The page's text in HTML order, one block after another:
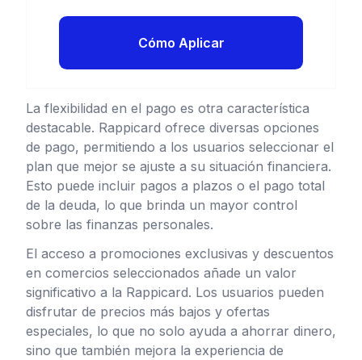
Cómo Aplicar
La flexibilidad en el pago es otra característica
destacable. Rappicard ofrece diversas opciones
de pago, permitiendo a los usuarios seleccionar el
plan que mejor se ajuste a su situación financiera.
Esto puede incluir pagos a plazos o el pago total
de la deuda, lo que brinda un mayor control
sobre las finanzas personales.
El acceso a promociones exclusivas y descuentos
en comercios seleccionados añade un valor
significativo a la Rappicard. Los usuarios pueden
disfrutar de precios más bajos y ofertas
especiales, lo que no solo ayuda a ahorrar dinero,
sino que también mejora la experiencia de